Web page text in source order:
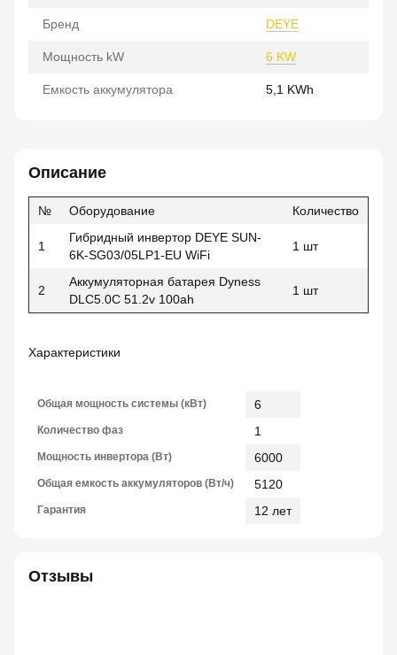
Бренд DEYE
Мощность kW 6 KW
Емкость аккумулятора 5,1 KWh
Описание
№ Оборудование Количество
1
Гибридный инвертор DEYE SUN-
6K-SG03/05LP1-EU WiFi
1 шт
2
Аккумуляторная батарея Dyness
DLC5.0C 51.2v 100ah
1 шт
Характеристики
Общая мощность системы (кВт) 6
Количество фаз 1
Мощность инвертора (Вт) 6000
Общая емкость аккумуляторов (Вт/ч) 5120
Гарантия 12 лет
Отзывы